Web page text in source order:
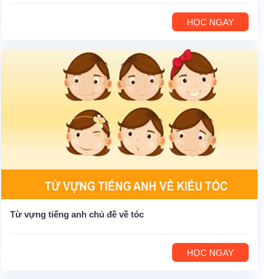
HỌC NGAY
Từ vựng tiếng anh chủ đề về tóc
HỌC NGAY